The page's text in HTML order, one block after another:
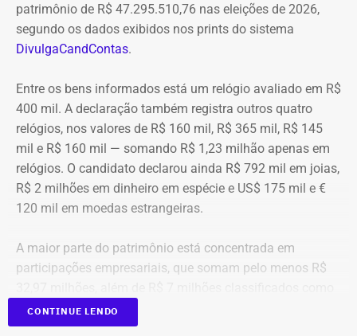
patrimônio de R$ 47.295.510,76 nas eleições de 2026,
segundo os dados exibidos nos prints do sistema
DivulgaCandContas.
Entre os bens informados está um relógio avaliado em R$
400 mil. A declaração também registra outros quatro
relógios, nos valores de R$ 160 mil, R$ 365 mil, R$ 145
mil e R$ 160 mil — somando R$ 1,23 milhão apenas em
relógios. O candidato declarou ainda R$ 792 mil em joias,
R$ 2 milhões em dinheiro em espécie e US$ 175 mil e €
120 mil em moedas estrangeiras.
A maior parte do patrimônio está concentrada em
participações empresariais, que somam pelo menos R$
“valores de diversos créditos”. Também aparecem na
relação imóveis, incluindo uma cobertura declarada por
CONTINUE LENDO